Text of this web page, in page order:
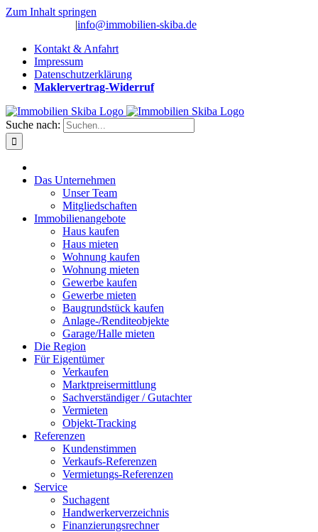
Zum Inhalt springen
|info@immobilien-skiba.de
Kontakt & Anfahrt
Impressum
Datenschutzerklärung
Maklervertrag-Widerruf
Suche nach:
Das Unternehmen
Unser Team
Mitgliedschaften
Immobilienangebote
Haus kaufen
Haus mieten
Wohnung kaufen
Wohnung mieten
Gewerbe kaufen
Gewerbe mieten
Baugrundstück kaufen
Anlage-/Renditeobjekte
Garage/Halle mieten
Die Region
Für Eigentümer
Verkaufen
Marktpreisermittlung
Sachverständiger / Gutachter
Vermieten
Objekt-Tracking
Referenzen
Kundenstimmen
Verkaufs-Referenzen
Vermietungs-Referenzen
Service
Suchagent
Handwerkerverzeichnis
Finanzierungsrechner